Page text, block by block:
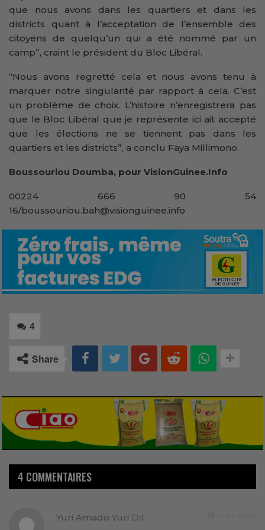
que nous avons dans les quartiers et dans les
districts quant à l’acceptation de l’ensemble des
citoyens de quelqu’un qui a été nommé par un
camp”, craint le président du Bloc Libéral.
“Nous avons regretté cela et nous avons tenu à
marquer notre singularité par rapport à cela. C’est
un problème de choix. L’histoire n’enregistrera pas
que le Bloc Libéral que je représente ici ait accepté
que les élections ne se tiennent pas dans les
quartiers et les districts”, a conclu Faya Millimono.
Boussouriou Doumba, pour VisionGuinee.Info
00224 666 90 54
16/boussouriou.bah@visionguinee.info
4
Share
4 COMMENTAIRES
Yuri Amado Yuri Dit